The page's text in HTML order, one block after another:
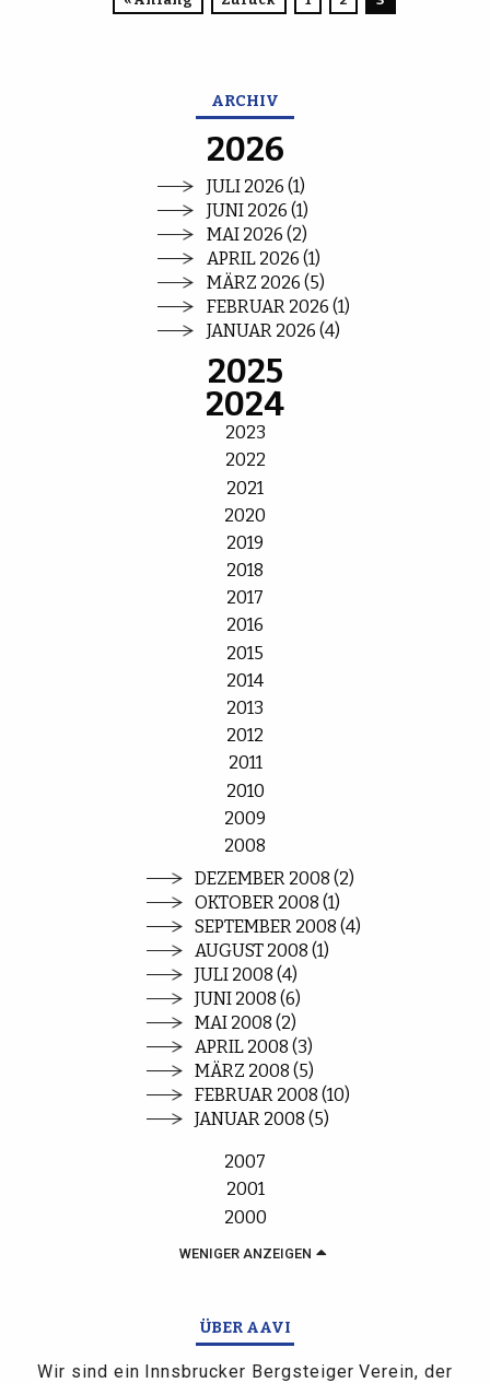
ARCHIV
2026
JULI 2026 (1)
JUNI 2026 (1)
MAI 2026 (2)
APRIL 2026 (1)
MÄRZ 2026 (5)
FEBRUAR 2026 (1)
JANUAR 2026 (4)
2025
2024
2023
2022
2021
2020
2019
2018
2017
2016
2015
2014
2013
2012
2011
2010
2009
2008
DEZEMBER 2008 (2)
OKTOBER 2008 (1)
SEPTEMBER 2008 (4)
AUGUST 2008 (1)
JULI 2008 (4)
JUNI 2008 (6)
MAI 2008 (2)
APRIL 2008 (3)
MÄRZ 2008 (5)
FEBRUAR 2008 (10)
JANUAR 2008 (5)
2007
2001
2000
WENIGER ANZEIGEN
ÜBER AAVI
Wir sind ein Innsbrucker Bergsteiger Verein, der